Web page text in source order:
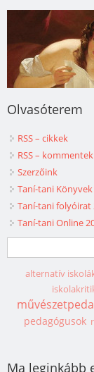
Olvasóterem
RSS – cikkek
RSS – kommentek
Szerzőink
Taní-tani Könyvek
Taní-tani folyóirat
Taní-tani Online
Keresés űrlap
Keresés
alternatív
pedagógusok
Ma leginkább